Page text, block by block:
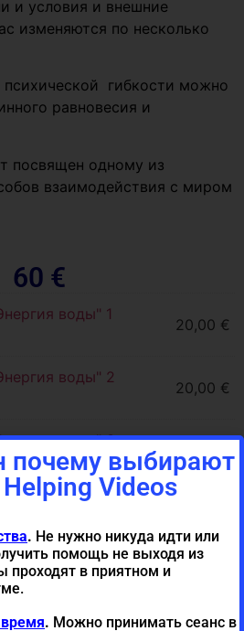
и условия и внешние
изменяются по несколько
психической гибкости можно
равновесия и
посвящен одному из
взаимодействия с миром
60 €
воды" 1
20,00 €
воды" 2
20,00 €
воды" 3
воды" 4
сил.
почему выбирают
Videos
. Не нужно никуда идти или
помощь не выходя из
проходят в приятном и
. Можно принимать сеанс в